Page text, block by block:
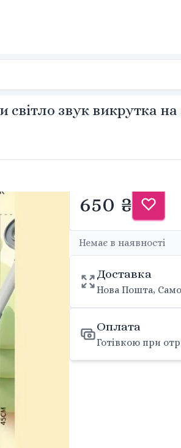
звук викрутка на
650 ₴
Немає в наявності
Доставка
Нова Пошта,
Оплата
Готівкою при